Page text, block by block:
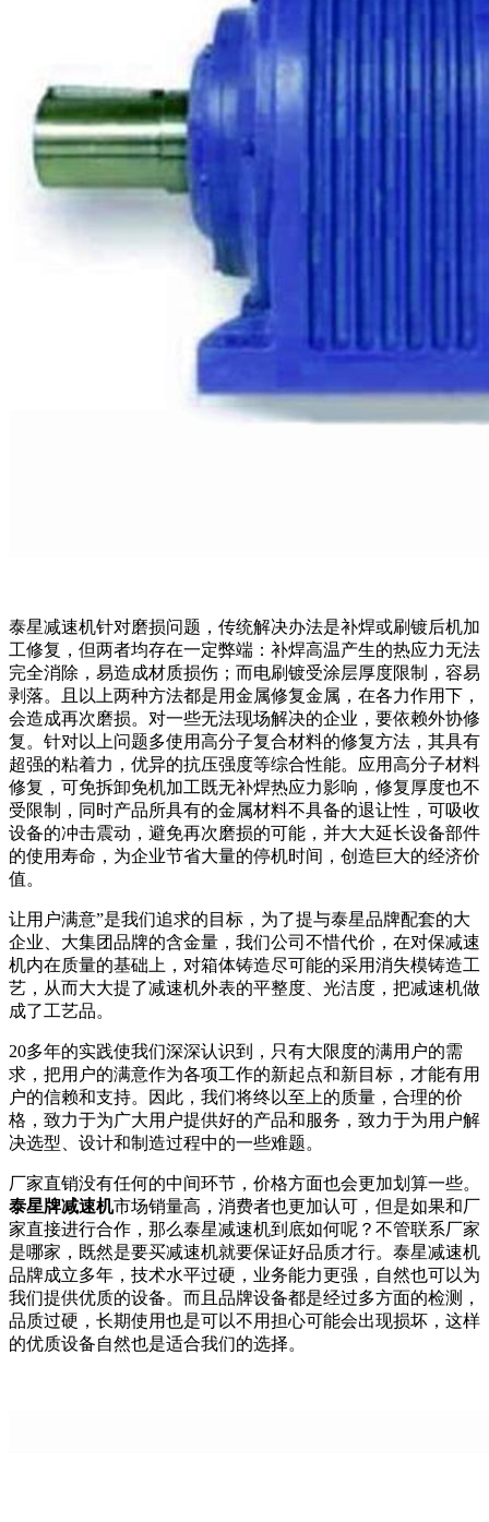
泰星减速机针对磨损问题，传统解决办法是补焊或刷镀后机加
工修复，但两者均存在一定弊端：补焊高温产生的热应力无法
完全消除，易造成材质损伤；而电刷镀受涂层厚度限制，容易
剥落。且以上两种方法都是用金属修复金属，在各力作用下，
会造成再次磨损。对一些无法现场解决的企业，要依赖外协修
复。针对以上问题多使用高分子复合材料的修复方法，其具有
超强的粘着力，优异的抗压强度等综合性能。应用高分子材料
修复，可免拆卸免机加工既无补焊热应力影响，修复厚度也不
受限制，同时产品所具有的金属材料不具备的退让性，可吸收
设备的冲击震动，避免再次磨损的可能，并大大延长设备部件
的使用寿命，为企业节省大量的停机时间，创造巨大的经济价
值。
让用户满意”是我们追求的目标，为了提与泰星品牌配套的大
企业、大集团品牌的含金量，我们公司不惜代价，在对保减速
机内在质量的基础上，对箱体铸造尽可能的采用消失模铸造工
艺，从而大大提了减速机外表的平整度、光洁度，把减速机做
成了工艺品。
20多年的实践使我们深深认识到，只有大限度的满用户的需
求，把用户的满意作为各项工作的新起点和新目标，才能有用
户的信赖和支持。因此，我们将终以至上的质量，合理的价
格，致力于为广大用户提供好的产品和服务，致力于为用户解
决选型、设计和制造过程中的一些难题。
厂家直销没有任何的中间环节，价格方面也会更加划算一些。
泰星牌减速机市场销量高，消费者也更加认可，但是如果和厂
家直接进行合作，那么泰星减速机到底如何呢？不管联系厂家
是哪家，既然是要买减速机就要保证好品质才行。泰星减速机
品牌成立多年，技术水平过硬，业务能力更强，自然也可以为
我们提供优质的设备。而且品牌设备都是经过多方面的检测，
品质过硬，长期使用也是可以不用担心可能会出现损坏，这样
的优质设备自然也是适合我们的选择。